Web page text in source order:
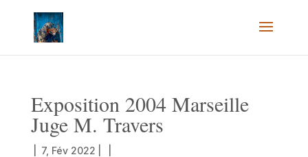
Exposition 2004 Marseille
Juge M. Travers
7, Fév 2022